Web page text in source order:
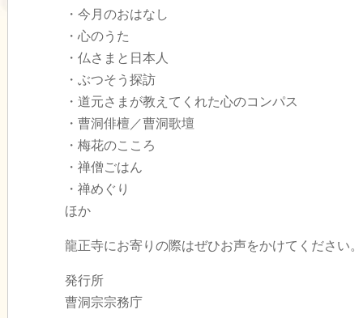
・今月のおはなし
・心のうた
・仏さまと日本人
・ぶつそう探訪
・道元さまが教えてくれた心のコンパス
・曹洞俳檀／曹洞歌壇
・梅花のこころ
・禅僧ごはん
・禅めぐり
ほか
龍正寺にお寄りの際はぜひお声をかけてください
発行所
曹洞宗宗務庁